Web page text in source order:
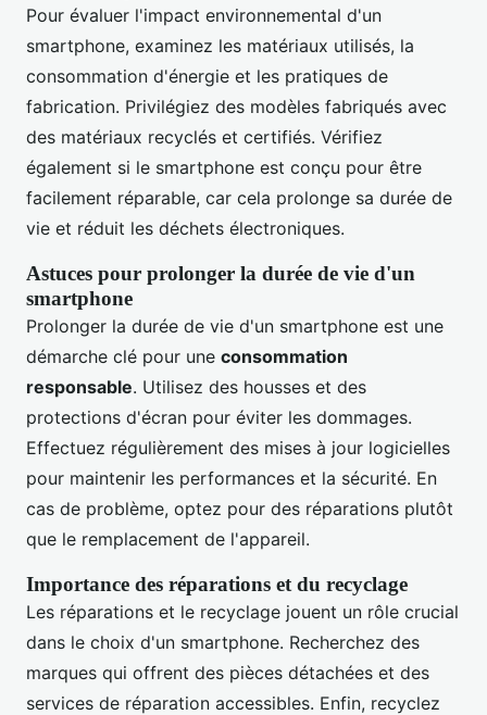
Pour évaluer l'impact environnemental d'un
smartphone, examinez les matériaux utilisés, la
consommation d'énergie et les pratiques de
fabrication. Privilégiez des modèles fabriqués avec
des matériaux recyclés et certifiés. Vérifiez
également si le smartphone est conçu pour être
facilement réparable, car cela prolonge sa durée de
vie et réduit les déchets électroniques.
Astuces pour prolonger la durée de vie d'un
smartphone
Prolonger la durée de vie d'un smartphone est une
démarche clé pour une consommation
responsable. Utilisez des housses et des
protections d'écran pour éviter les dommages.
Effectuez régulièrement des mises à jour logicielles
pour maintenir les performances et la sécurité. En
cas de problème, optez pour des réparations plutôt
que le remplacement de l'appareil.
Importance des réparations et du recyclage
Les réparations et le recyclage jouent un rôle crucial
dans le choix d'un smartphone. Recherchez des
marques qui offrent des pièces détachées et des
services de réparation accessibles. Enfin, recyclez